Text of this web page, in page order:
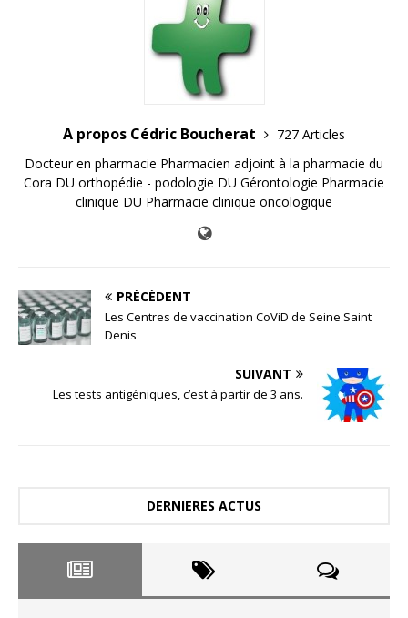
A propos Cédric Boucherat
727 Articles
Docteur en pharmacie Pharmacien adjoint à la pharmacie du
Cora DU orthopédie - podologie DU Gérontologie Pharmacie
clinique DU Pharmacie clinique oncologique
PRÉCÉDENT
Les Centres de vaccination CoViD de Seine Saint
Denis
SUIVANT
Les tests antigéniques, c’est à partir de 3 ans.
DERNIERES ACTUS